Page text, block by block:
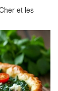
et les